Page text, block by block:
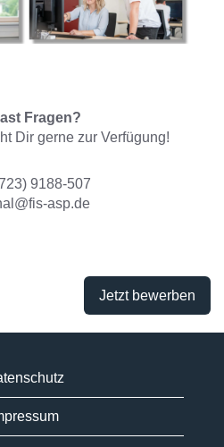
Fragen?
Dir gerne zur Verfügung!
9188-507
asp.de
Jetzt bewerben